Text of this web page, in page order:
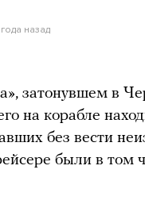
назад
затонувшем в
на корабле
без вести
были в том